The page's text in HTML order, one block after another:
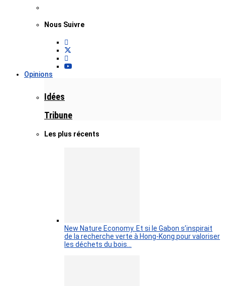
Nous Suivre
Opinions
Idées
Tribune
Les plus récents
New Nature Economy. Et si le Gabon s’inspirait
de la recherche verte à Hong-Kong pour valoriser
les déchets du bois…